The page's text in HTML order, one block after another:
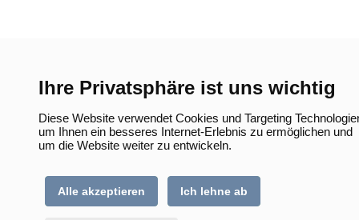
Ihre Privatsphäre ist uns wichtig
Diese Website verwendet Cookies und Targeting
um Ihnen ein besseres Internet-Erlebnis zu ermöglichen und
um die Website weiter zu entwickeln.
Alle akzeptieren Ich lehne ab